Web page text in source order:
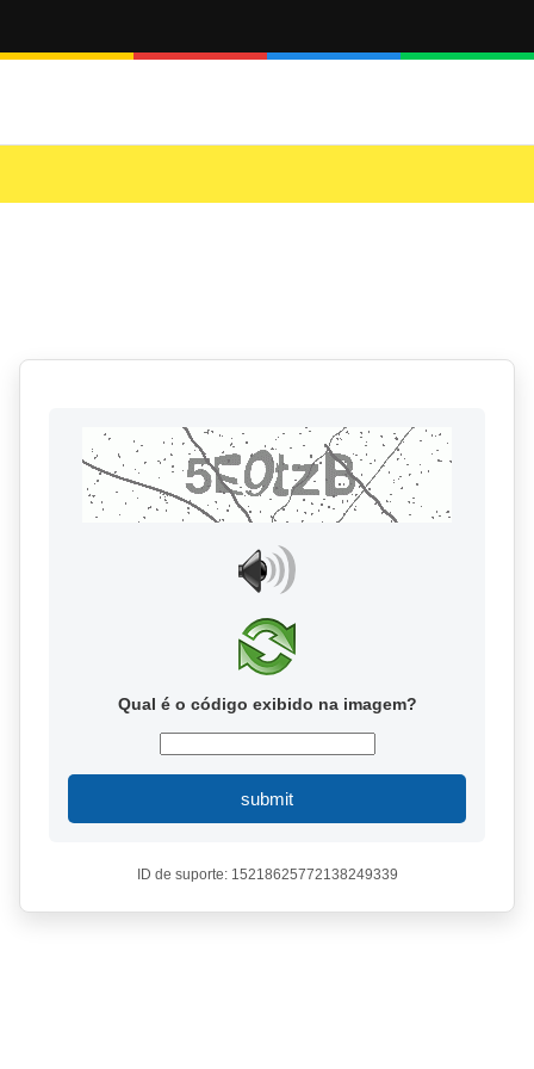
Qual é o código exibido na imagem?
submit
ID de suporte: 15218625772138249339